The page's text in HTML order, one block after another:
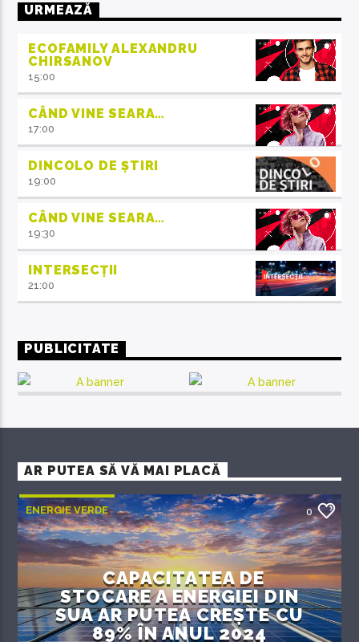
URMEAZĂ
ECOFAMILY ALEXANDRU
CHIRSANOV
15:00
CÂND VINE SEARA…
17:00
DINCOLO DE ȘTIRI
19:00
CÂND VINE SEARA…
19:30
INTERSECȚII
21:00
PUBLICITATE
AR PUTEA SĂ VĂ MAI PLACĂ
ENERGIE VERDE 0
CAPACITATEA DE
STOCARE A ENERGIEI DIN
SUA AR PUTEA CREȘTE CU
89% ÎN ANUL 2024